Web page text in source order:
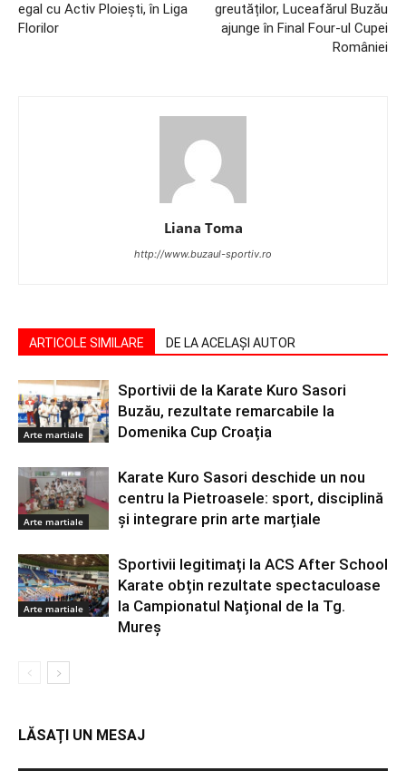
egal cu Activ Ploiești, în Liga
Florilor
greutăților, Luceafărul Buzău
ajunge în Final Four-ul Cupei
României
Liana Toma
http://www.buzaul-sportiv.ro
ARTICOLE SIMILARE DE LA ACELAȘI AUTOR
Arte martiale
Sportivii de la Karate Kuro Sasori
Buzău, rezultate remarcabile la
Domenika Cup Croația
Arte martiale
Karate Kuro Sasori deschide un nou
centru la Pietroasele: sport, disciplină
și integrare prin arte marțiale
Arte martiale
Sportivii legitimați la ACS After School
Karate obțin rezultate spectaculoase
la Campionatul Național de la Tg.
Mureș
LĂSAȚI UN MESAJ